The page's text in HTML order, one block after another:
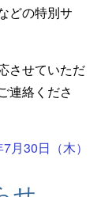
どの特別サ
させていただ
連絡くださ
月30日（木）